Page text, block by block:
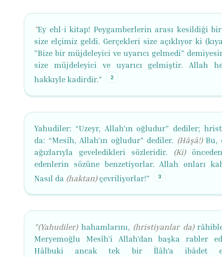
"Ey ehl-i kitap! Peygamberlerin arası kesildiği bir
size elçimiz geldi. Gerçekleri size açıklıyor ki
"Bize bir müjdeleyici ve uyarıcı gelmedi"
size müjdeleyici ve uyarıcı gelmiştir. Allah
hakkıyle kadirdir."
2
Yahudiler: “Uzeyr, Allah’ın oğludur” dediler;
da: “Mesîh, Allah’ın oğludur” dediler. (Hâşâ!)Bu,
ağızlarıyla geveledikleri sözleridir. (Ki)
edenlerin sözüne benzetiyorlar. Allah onları
Nasıl da (haktan)çevriliyorlar!" 3
"(Yahudiler)hahamlarını, (hristiyanlar da)
Meryemoğlu Mesîh’i Allah’dan başka rabler
Hâlbuki ancak tek bir İlâh’a ibâdet